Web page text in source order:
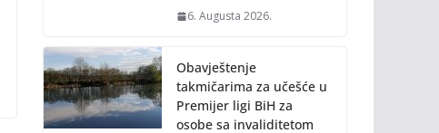
6. Augusta 2026.
Obavještenje
takmičarima za učešće u
Premijer ligi BiH za
osobe sa invaliditetom